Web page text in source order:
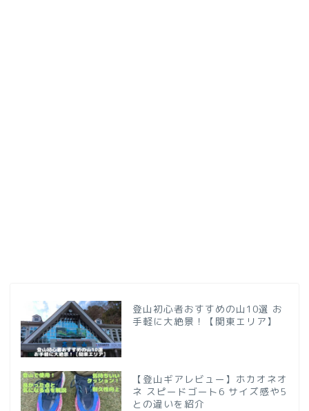
登山初心者おすすめの山10選 お
手軽に大絶景！【関東エリア】
【登山ギアレビュー】ホカオネオ
ネ スピードゴート6 サイズ感や5
との違いを紹介